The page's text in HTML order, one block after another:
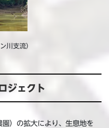
川支流）
ジェクト
）の拡大により、生息地を